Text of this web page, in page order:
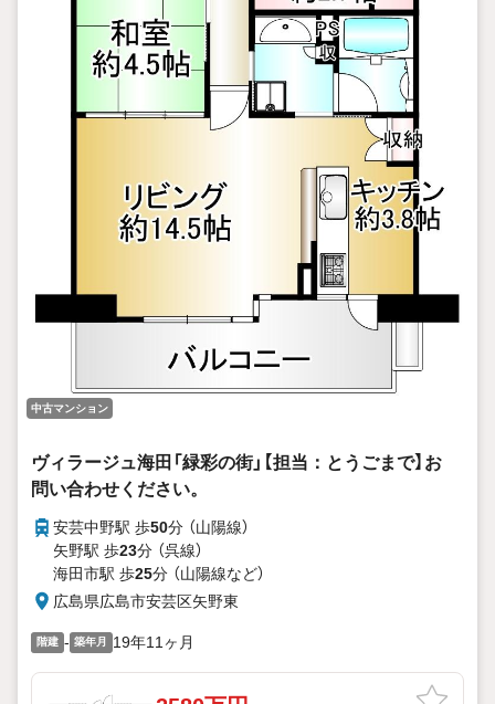
中古マンション
ヴィラージュ海田「緑彩の街」【担当：とうごまで】お
問い合わせください。
安芸中野駅 歩50分 （山陽線）
矢野駅 歩23分 （呉線）
海田市駅 歩25分 （山陽線など）
広島県広島市安芸区矢野東
階建 - 築年月 19年11ヶ月